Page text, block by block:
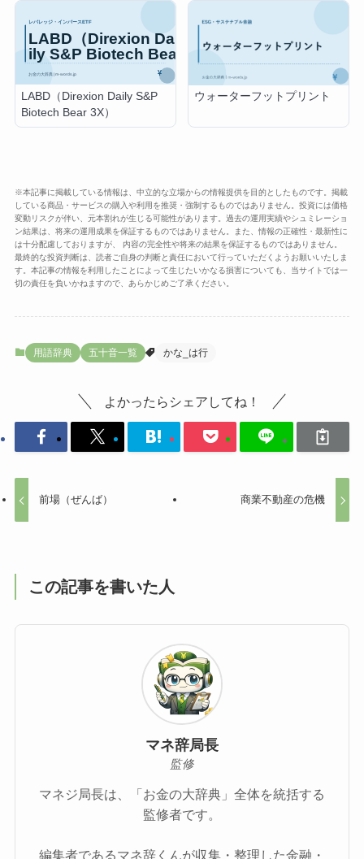
LABD（Direxion Daily S&P
Biotech Bear 3X）
ウォーターフットプリント
※本記事に掲載している情報は、中立的な立場からの情報提供を目的としたものです。掲載
している商品・サービスの購入や利用を推奨・強制するものではありません。投資には価格
変動リスクが伴い、元本割れが生じる可能性があります。過去の運用実績やシュミレーショ
ン結果は、将来の運用成果を保証するものではありません。また、情報の正確性・最新性に
は十分配慮しておりますが、 内容の完全性や将来の結果を保証するものではありません。
最終的な投資判断は、読者ご自身の判断と責任において行っていただくようお願いいたしま
す。本記事の情報を利用したことによって生じたいかなる損害についても、当サイトでは一
切の責任を負いかねますので、あらかじめご了承ください。
用語辞典 五十音一覧 かな_は行
よかったらシェアしてね！
前場（ぜんば） 商業不動産の危機
この記事を書いた人
マネ辞局長
監修
マネジ局長は、「お金の大辞典」全体を統括する
監修者です。
編集者であるマネ辞くんが収集・整理した金融・